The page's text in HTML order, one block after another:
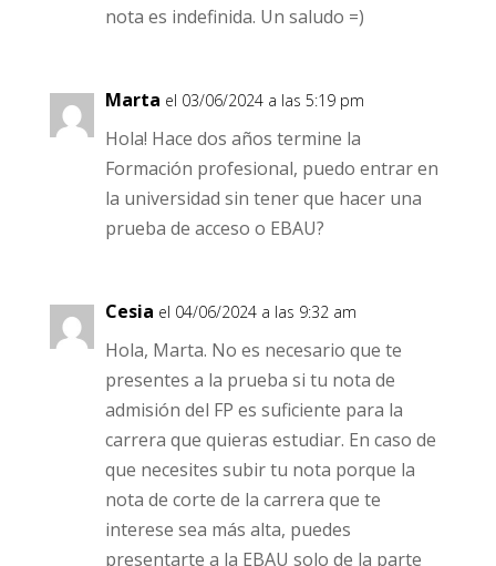
nota es indefinida. Un saludo =)
Marta el 03/06/2024 a las 5:19 pm
Hola! Hace dos años termine la
Formación profesional, puedo entrar en
la universidad sin tener que hacer una
prueba de acceso o EBAU?
Cesia el 04/06/2024 a las 9:32 am
Hola, Marta. No es necesario que te
presentes a la prueba si tu nota de
admisión del FP es suficiente para la
carrera que quieras estudiar. En caso de
que necesites subir tu nota porque la
nota de corte de la carrera que te
interese sea más alta, puedes
presentarte a la EBAU solo de la parte